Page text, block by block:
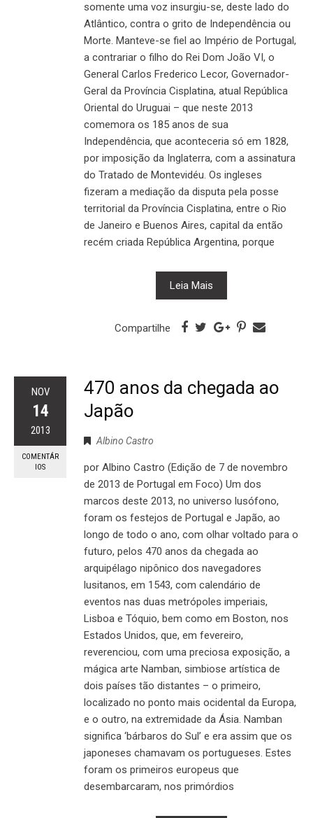
somente uma voz insurgiu-se, deste lado do
Atlântico, contra o grito de Independência ou
Morte. Manteve-se fiel ao Império de Portugal,
a contrariar o filho do Rei Dom João VI, o
General Carlos Frederico Lecor, Governador-
Geral da Província Cisplatina, atual República
Oriental do Uruguai – que neste 2013
comemora os 185 anos de sua
Independência, que aconteceria só em 1828,
por imposição da Inglaterra, com a assinatura
do Tratado de Montevidéu. Os ingleses
fizeram a mediação da disputa pela posse
territorial da Província Cisplatina, entre o Rio
de Janeiro e Buenos Aires, capital da então
recém criada República Argentina, porque
Leia Mais
Compartilhe
NOV
14
2013
COMENTÁR
IOS
470 anos da chegada ao
Japão
Albino Castro
por Albino Castro (Edição de 7 de novembro
de 2013 de Portugal em Foco) Um dos
marcos deste 2013, no universo lusófono,
foram os festejos de Portugal e Japão, ao
longo de todo o ano, com olhar voltado para o
futuro, pelos 470 anos da chegada ao
arquipélago nipônico dos navegadores
lusitanos, em 1543, com calendário de
eventos nas duas metrópoles imperiais,
Lisboa e Tóquio, bem como em Boston, nos
Estados Unidos, que, em fevereiro,
reverenciou, com uma preciosa exposição, a
mágica arte Namban, simbiose artística de
dois países tão distantes – o primeiro,
localizado no ponto mais ocidental da Europa,
e o outro, na extremidade da Ásia. Namban
significa ‘bárbaros do Sul’ e era assim que os
japoneses chamavam os portugueses. Estes
foram os primeiros europeus que
desembarcaram, nos primórdios